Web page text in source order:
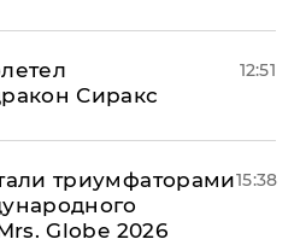
Сиракс
12:51
триумфаторами
Globe 2026
15:38